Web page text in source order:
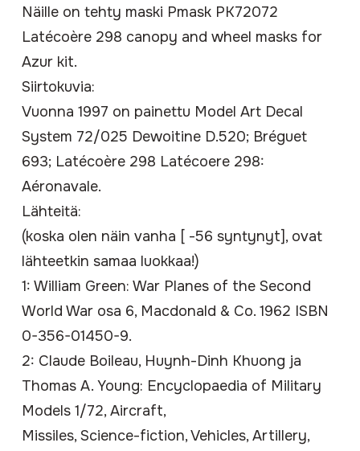
Näille on tehty maski Pmask PK72072
Latécoère 298 canopy and wheel masks for
Azur kit.
Siirtokuvia:
Vuonna 1997 on painettu Model Art Decal
System 72/025 Dewoitine D.520; Bréguet
693; Latécoère 298 Latécoere 298:
Aéronavale.
Lähteitä:
(koska olen näin vanha [ -56 syntynyt], ovat
lähteetkin samaa luokkaa!)
1: William Green: War Planes of the Second
World War osa 6, Macdonald & Co. 1962 ISBN
0-356-01450-9.
2: Claude Boileau, Huynh-Dinh Khuong ja
Thomas A. Young: Encyclopaedia of Military
Models 1/72, Aircraft,
Missiles, Science-fiction, Vehicles, Artillery,